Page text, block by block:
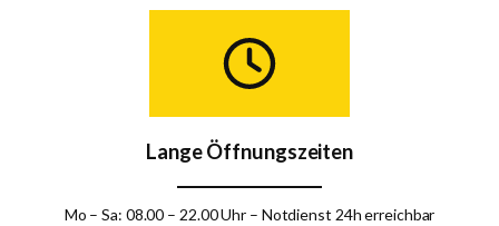
Lange Öffnungszeiten
Mo – Sa: 08.00 – 22.00 Uhr – Notdienst 24h erreichbar